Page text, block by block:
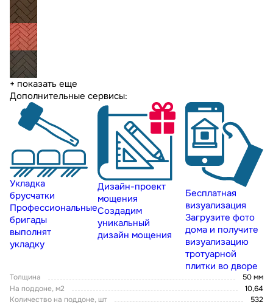
+ показать еще
Дополнительные сервисы:
Укладка
брусчатки
Профессиональные
бригады
выполнят
укладку
Дизайн-проект
мощения
Создадим
уникальный
дизайн мощения
Бесплатная
визуализация
Загрузите фото
дома и получите
визуализацию
тротуарной
плитки во дворе
Толщина
50 мм
На поддоне, м2
10,64
Количество на поддоне, шт
532